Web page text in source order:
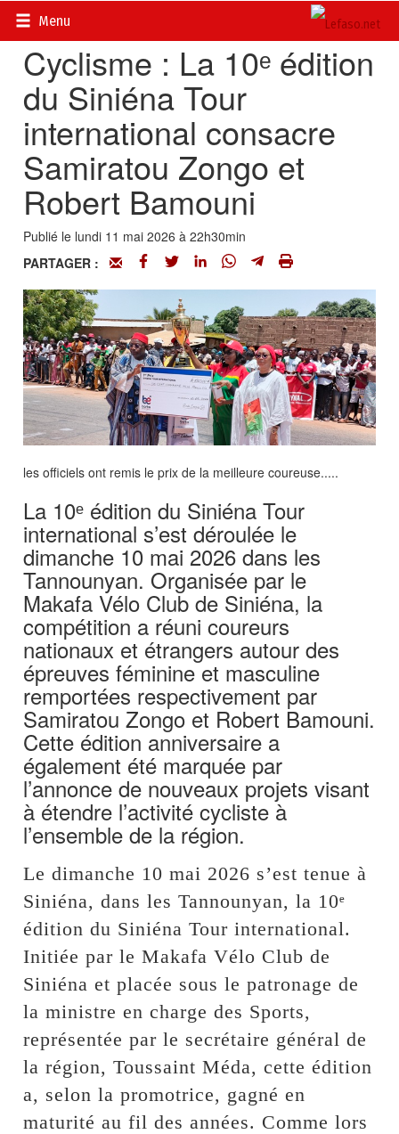
Menu
Accueil>
Cyclisme : La 10ᵉ édition
du Siniéna Tour
international consacre
Samiratou Zongo et
Robert Bamouni
Publié le lundi 11 mai 2026 à 22h30min
PARTAGER :
les officiels ont remis le prix de la meilleure coureuse.....
La 10ᵉ édition du Siniéna Tour
international s’est déroulée le
dimanche 10 mai 2026 dans les
Tannounyan. Organisée par le
Makafa Vélo Club de Siniéna, la
compétition a réuni coureurs
nationaux et étrangers autour des
épreuves féminine et masculine
remportées respectivement par
Samiratou Zongo et Robert Bamouni.
Cette édition anniversaire a
également été marquée par
l’annonce de nouveaux projets visant
à étendre l’activité cycliste à
l’ensemble de la région.
Le dimanche 10 mai 2026 s’est tenue à
Siniéna, dans les Tannounyan, la 10ᵉ
édition du Siniéna Tour international.
Initiée par le Makafa Vélo Club de
Siniéna et placée sous le patronage de
la ministre en charge des Sports,
représentée par le secrétaire général de
la région, Toussaint Méda, cette édition
a, selon la promotrice, gagné en
maturité au fil des années. Comme lors